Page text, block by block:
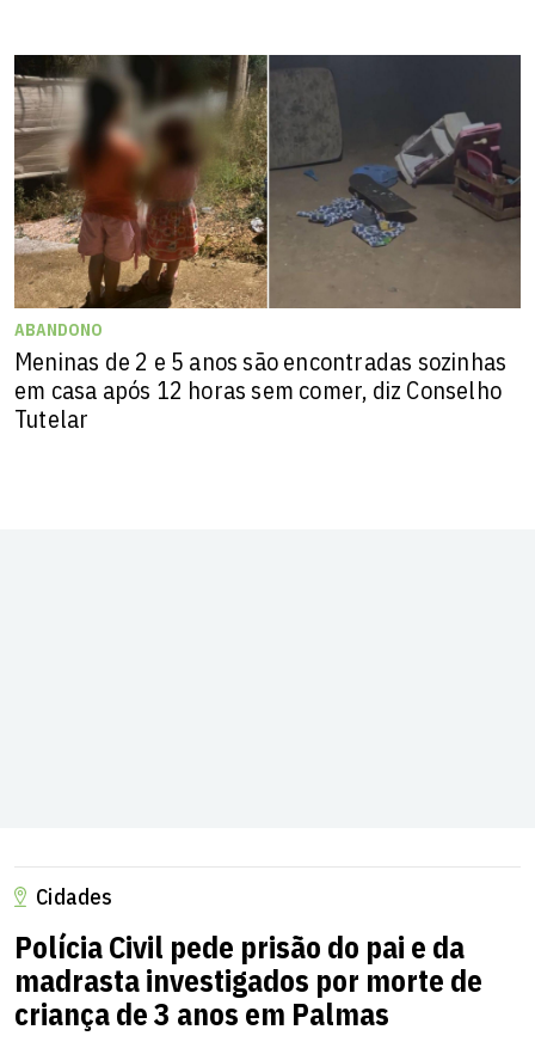
ABANDONO
Meninas de 2 e 5 anos são encontradas sozinhas
em casa após 12 horas sem comer, diz Conselho
Tutelar
Cidades
Polícia Civil pede prisão do pai e da
madrasta investigados por morte de
criança de 3 anos em Palmas